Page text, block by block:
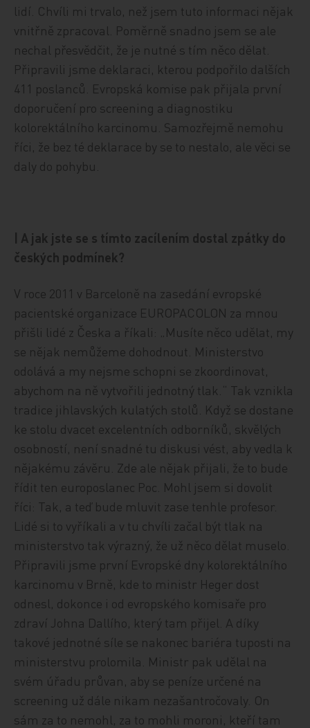
lidí. Chvíli mi trvalo, než jsem tuto informaci nějak
vnitřně zpracoval. Poměrně snadno jsem se ale
nechal přesvědčit, že je nutné s tím něco dělat.
Připravili jsme deklaraci, kterou podpořilo dalších
411 poslanců. Evropská komise pak přijala první
doporučení pro screening a diagnostiku
kolorektálního karcinomu. Samozřejmě nemohu
říci, že bez té deklarace by se to nestalo, ale věci se
daly do pohybu.
| A jak jste se s tímto zacílením dostal zpátky do
českých podmínek?
V roce 2011 v Barceloně na zasedání evropské
pacientské organizace EUROPACOLON za mnou
přišli lidé z Česka a říkali: „Musíte něco udělat, my
se nějak nemůžeme dohodnout. Ministerstvo
odolává a my nejsme schopni se zkoordinovat,
abychom na ně vytvořili jednotný tlak.“ Tak vznikla
tradice jihlavských kulatých stolů. Když se dostane
ke stolu dvacet excelentních odborníků, skvělých
osobností, není snadné tu diskusi vést, aby vedla k
nějakému závěru. Zde ale nějak přijali, že to bude
řídit ten europoslanec Poc. Mohl jsem si dovolit
říci: Tak, a teď bude mluvit zase tenhle profesor.
Lidé si to vyříkali a v tu chvíli začal být tlak na
ministerstvo tak výrazný, že už něco dělat muselo.
Připravili jsme první Evropské dny kolorektálního
karcinomu v Brně, kde to ministr Heger dost
odnesl, dokonce i od evropského komisaře pro
zdraví Johna Dallího, který tam přijel. A díky
takové jednotné síle se nakonec bariéra tuposti na
ministerstvu prolomila. Ministr pak udělal na
svém úřadu průvan, aby se peníze určené na
screening už dále nikam nezašantročovaly. On
sám za to nemohl, za to mohli moroni, kteří tam